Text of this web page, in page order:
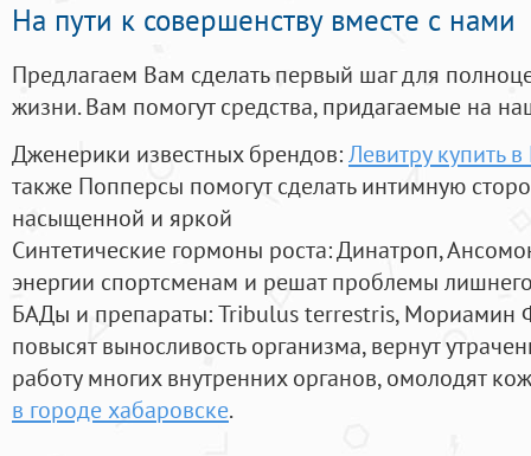
На пути к совершенству вместе с нами
Предлагаем Вам сделать первый шаг для
жизни. Вам помогут средства, придагаемые на
Дженерики известных брендов:Левитру купить
также Попперсы помогут сделать интимную
насыщенной и яркой
Синтетические гормоны роста: Динатроп,
энергии спортсменам и решат проблемы
БАДы и препараты:Tribulus terrestris, Мориамин
повысят выносливость организма, вернут
работу многих внутренних органов, омолодят
в городе хабаровске.